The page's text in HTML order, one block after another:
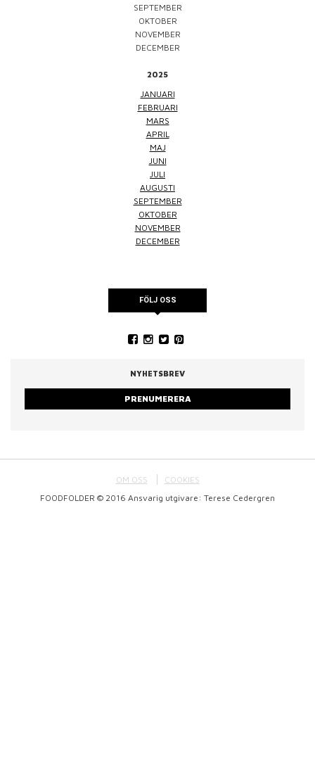
SEPTEMBER
OKTOBER
NOVEMBER
DECEMBER
2025
JANUARI
FEBRUARI
MARS
APRIL
MAJ
JUNI
JULI
AUGUSTI
SEPTEMBER
OKTOBER
NOVEMBER
DECEMBER
FÖLJ OSS
NYHETSBREV
PRENUMERERA
OM OSS
COOKIES
FOODFOLDER © 2016 Ansvarig utgivare: Terese Cedergren